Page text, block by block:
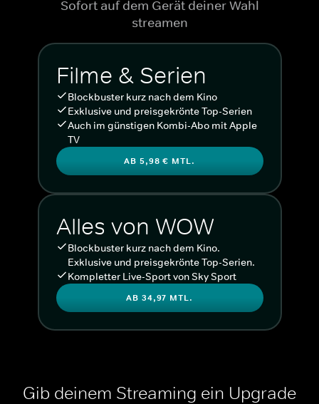
Sofort auf dem Gerät deiner Wahl
streamen
Filme & Serien
Blockbuster kurz nach dem Kino
Exklusive und preisgekrönte Top-Serien
Auch im günstigen Kombi-Abo mit Apple
TV
AB 5,98 € MTL.
Alles von WOW
Blockbuster kurz nach dem Kino.
Exklusive und preisgekrönte Top-Serien.
Kompletter Live-Sport von Sky Sport
AB 34,97 MTL.
Gib deinem Streaming ein Upgrade